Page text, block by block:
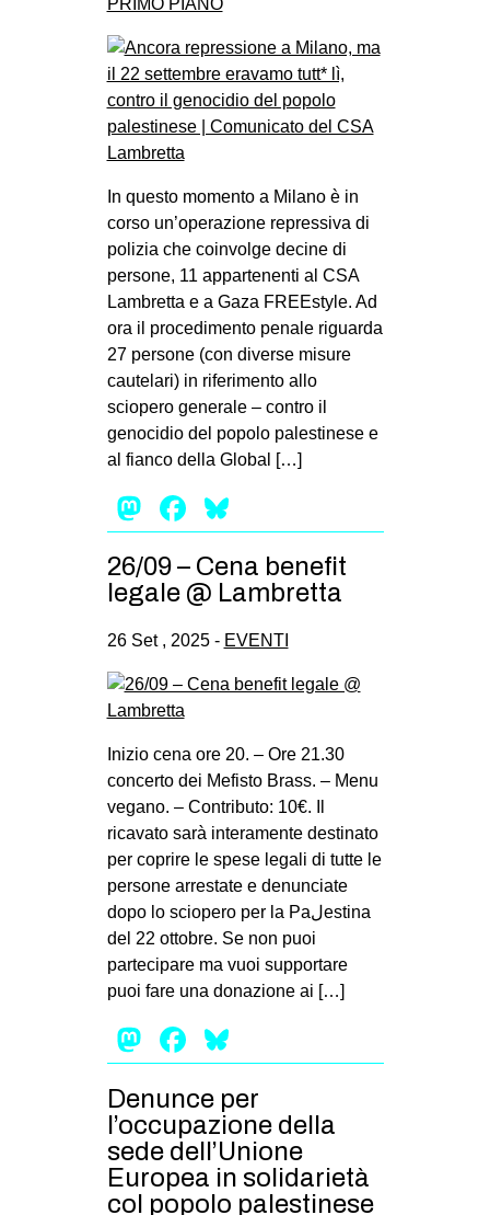
In questo momento a Milano è in
corso un’operazione repressiva di
polizia che coinvolge decine di
persone, 11 appartenenti al CSA
Lambretta e a Gaza FREEstyle. Ad
ora il procedimento penale riguarda
27 persone (con diverse misure
cautelari) in riferimento allo
sciopero generale – contro il
genocidio del popolo palestinese e
al fianco della Global […]
Mastodon
Facebook
26/09 – Cena benefit
legale @ Lambretta
26 Set , 2025 - EVENTI
Inizio cena ore 20. – Ore 21.30
concerto dei Mefisto Brass. – Menu
vegano. – Contributo: 10€. Il
ricavato sarà interamente destinato
per coprire le spese legali di tutte le
persone arrestate e denunciate
dopo lo sciopero per la Paلestina
del 22 ottobre. Se non puoi
partecipare ma vuoi supportare
puoi fare una donazione ai […]
Mastodon
Facebook
Denunce per
l’occupazione della
sede dell’Unione
Europea in solidarietà
col popolo palestinese